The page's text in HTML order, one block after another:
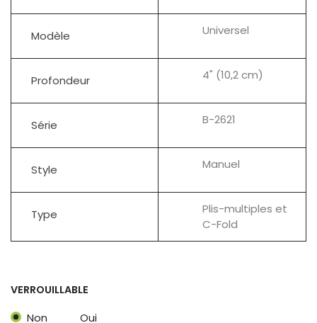
Modèle Universel
Profondeur 4" (10,2 cm)
Série B-2621
Style Manuel
Type
Plis-multiples et
C-Fold
VERROUILLABLE
Non Oui